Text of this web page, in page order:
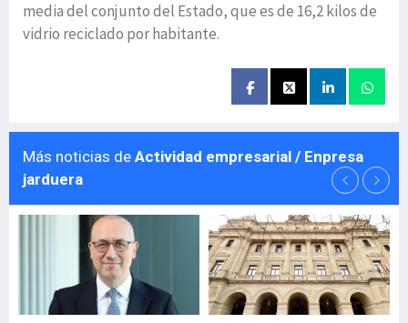
media del conjunto del Estado, que es de 16,2 kilos de
vidrio reciclado por habitante.
Más noticias de Actividad empresarial / Enpresa
jarduera